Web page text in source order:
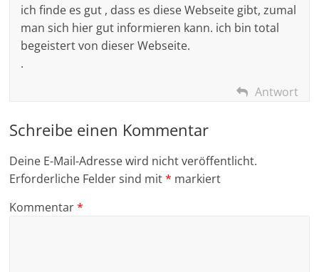
ich finde es gut , dass es diese Webseite gibt, zumal
man sich hier gut informieren kann. ich bin total
begeistert von dieser Webseite.
.
Antwort
Schreibe einen Kommentar
Deine E-Mail-Adresse wird nicht veröffentlicht.
Erforderliche Felder sind mit* markiert
Kommentar*